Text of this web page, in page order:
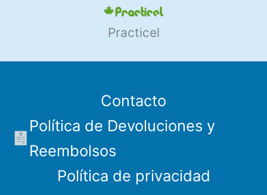
Practicel
Contacto
Política de Devoluciones y
Reembolsos
Política de privacidad